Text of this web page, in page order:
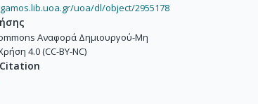
uoa/dl/object/2955178
Αναφορά Δημιουργού-Μη
4.0 (CC-BY-NC)